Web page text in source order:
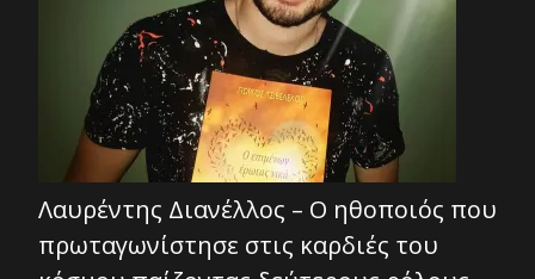
Λαυρέντης Διανέλλος – Ο ηθοποιός που
πρωταγωνίστησε στις καρδιές του